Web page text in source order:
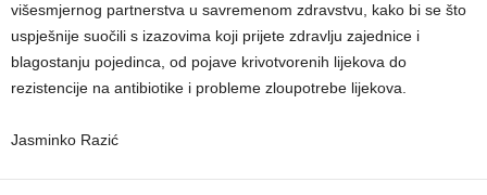
višesmjernog partnerstva u savremenom zdravstvu, kako bi se što
uspješnije suočili s izazovima koji prijete zdravlju zajednice i
blagostanju pojedinca, od pojave krivotvorenih lijekova do
rezistencije na antibiotike i probleme zloupotrebe lijekova.
Jasminko Razić